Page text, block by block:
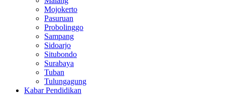
Mojokerto
Pasuruan
Probolinggo
Sampang
Sidoarjo
Situbondo
Surabaya
Tuban
Tulungagung
Kabar Pendidikan